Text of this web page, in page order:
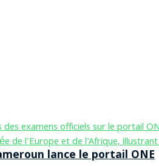
lance le portail ONE